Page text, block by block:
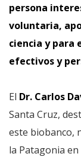
persona
voluntaria,
ciencia y para
efectivos y
El Dr. Carlos
Santa Cruz,
este biobanco,
la Patagonia